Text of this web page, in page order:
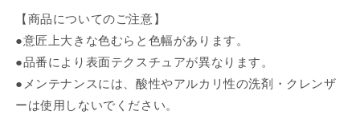
【商品についてのご注意】
●意匠上大きな色むらと色幅があります。
●品番により表面テクスチュアが異なります。
●メンテナンスには、酸性やアルカリ性の洗剤・クレンザ
ーは使用しないでください。